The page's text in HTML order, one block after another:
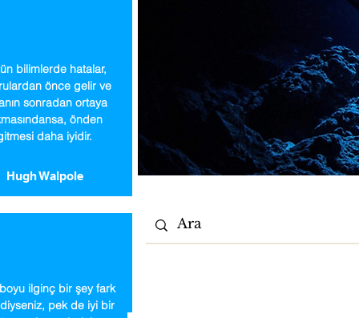
bilimlerde hatalar,
önce gelir ve
sonradan ortaya
önden
daha iyidir.
Hugh Walpole
ilginç bir şey fark
pek de iyi bir